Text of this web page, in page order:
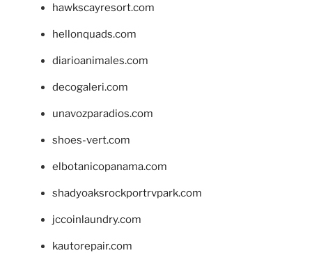
hawkscayresort.com
hellonquads.com
diarioanimales.com
decogaleri.com
unavozparadios.com
shoes-vert.com
elbotanicopanama.com
shadyoaksrockportrvpark.com
jccoinlaundry.com
kautorepair.com